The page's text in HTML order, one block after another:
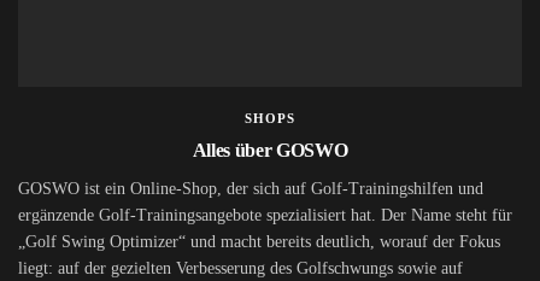
SHOPS
Alles über GOSWO
GOSWO ist ein Online-Shop, der sich auf Golf-Trainingshilfen und
ergänzende Golf-Trainingsangebote spezialisiert hat. Der Name steht für
„Golf Swing Optimizer“ und macht bereits deutlich, worauf der Fokus
liegt: auf der gezielten Verbesserung des Golfschwungs sowie auf